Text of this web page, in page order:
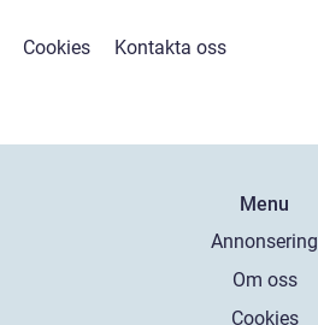
Cookies Kontakta oss
Menu
Annonsering
Om oss
Cookies